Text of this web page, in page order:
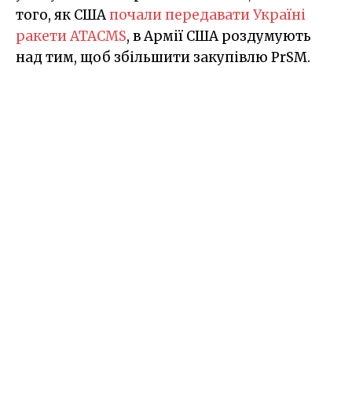
того, як СШАпочали передавати Україні
ракети ATACMS, в Армії США роздумують
над тим, щоб збільшити закупівлю PrSM.